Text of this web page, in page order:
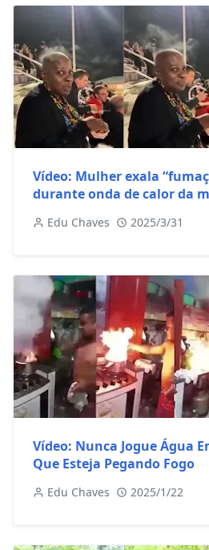
Vídeo: Mulher exala
durante onda de calor da
Edu Chaves 2025/3/31
Vídeo: Nunca Jogue Água
Que Esteja Pegando Fogo
Edu Chaves 2025/1/22